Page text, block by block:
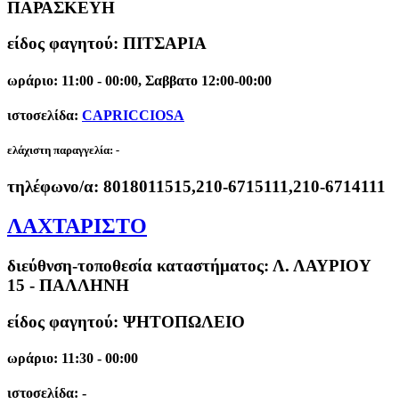
ΠΑΡΑΣΚΕΥΗ
είδος φαγητού: ΠΙΤΣΑΡΙΑ
ωράριο: 11:00 - 00:00, Σαββατο 12:00-00:00
ιστοσελίδα: CAPRICCIOSA
ελάχιστη παραγγελία: -
τηλέφωνο/α: 8018011515,210-6715111,210-6714111
ΛΑΧΤΑΡΙΣΤΟ
διεύθνση-τοποθεσία καταστήματος: Λ. ΛΑΥΡΙΟΥ
15 - ΠΑΛΛΗΝΗ
είδος φαγητού: ΨΗΤΟΠΩΛΕΙΟ
ωράριο: 11:30 - 00:00
ιστοσελίδα: -